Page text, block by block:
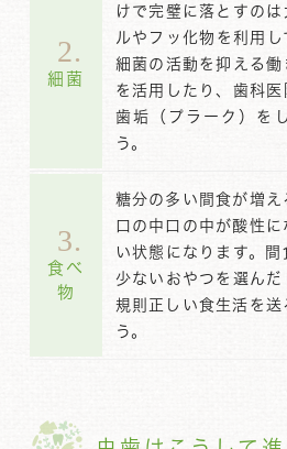
2.
細菌
けで完璧に落とすの
ルやフッ化物を利用
細菌の活動を抑える
を活用したり、歯科
歯垢（プラーク）を
う。
3.
食べ
物
糖分の多い間食が増
口の中口の中が酸性
い状態になります。
少ないおやつを選ん
規則正しい食生活を送
う。